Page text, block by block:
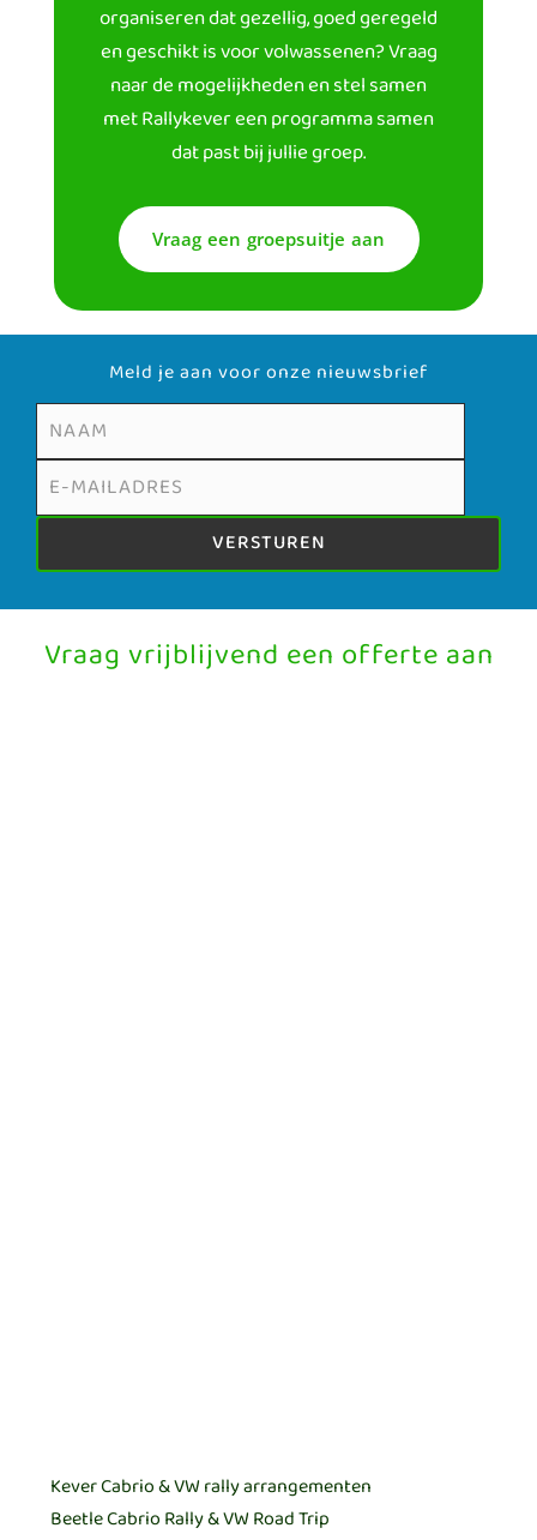
organiseren dat gezellig, goed geregeld
en geschikt is voor volwassenen? Vraag
naar de mogelijkheden en stel samen
met Rallykever een programma samen
dat past bij jullie groep.
Vraag een groepsuitje aan
Meld je aan voor onze nieuwsbrief
VERSTUREN
Vraag vrijblijvend een offerte aan